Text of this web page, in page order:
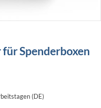
Spenderboxen
(DE)